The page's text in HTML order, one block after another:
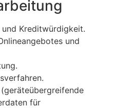
Kreditwürdigkeit.
und
für